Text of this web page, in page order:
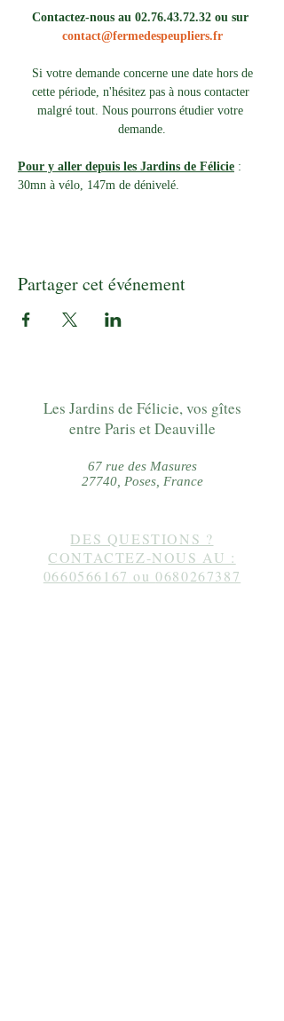
Contactez-nous au 02.76.43.72.32 ou sur
contact@fermedespeupliers.fr
Si votre demande concerne une date hors de
cette période, n'hésitez pas à nous contacter
malgré tout. Nous pourrons étudier votre
demande.
Pour y aller depuis les Jardins de Félicie :
30mn à vélo, 147m de dénivelé.
Partager cet événement
Les Jardins de Félicie, vos gîtes
entre Paris et Deauville
67 rue des Masures
27740, Poses, France
DES QUESTIONS ?
CONTACTEZ-NOUS AU :
0660566167 ou0680267387